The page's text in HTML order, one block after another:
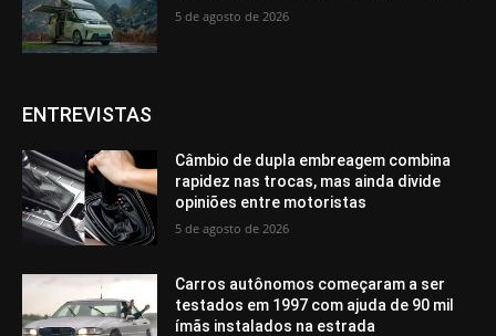
5 de agosto de 2026
ENTREVISTAS
Câmbio de dupla embreagem combina
rapidez nas trocas, mas ainda divide
opiniões entre motoristas
5 de agosto de 2026
Carros autônomos começaram a ser
testados em 1997 com ajuda de 90 mil
ímãs instalados na estrada